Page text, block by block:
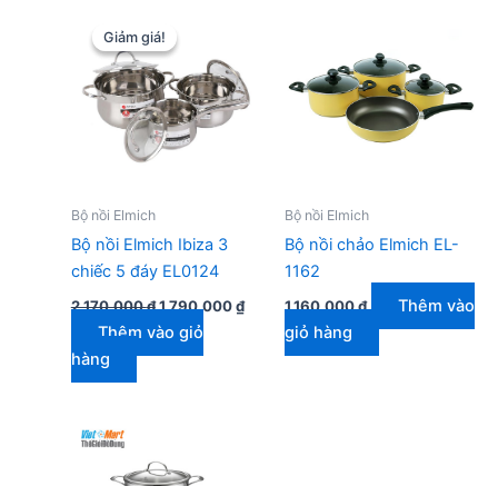
Giảm giá!
Giảm giá!
Bộ nồi Elmich
Bộ nồi Elmich Ibiza 3
chiếc 5 đáy EL0124
2.170.000₫ Giá
là:
2.170.000 ₫.
1.790.000₫Giá
hiện
Thêm vào giỏ
hàng
Bộ nồi Elmich
Bộ nồi chảo Elmich EL-
1162
1.160.000₫
Thêm vào
giỏ hàng